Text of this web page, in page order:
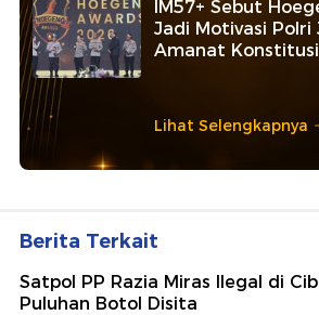
IM57+ Sebut
Jadi Motivasi Polri
Amanat Konstitusi
Lihat Selengkapnya
Berita Terkait
Satpol PP Razia Miras Ilegal di
Puluhan Botol Disita